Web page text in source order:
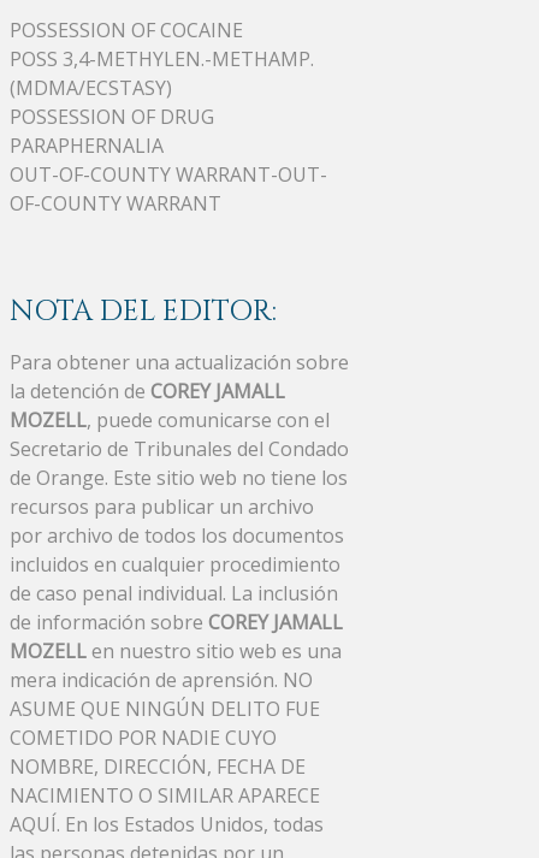
POSSESSION OF COCAINE
POSS 3,4-METHYLEN.-METHAMP.
(MDMA/ECSTASY)
POSSESSION OF DRUG
PARAPHERNALIA
OUT-OF-COUNTY WARRANT-OUT-
OF-COUNTY WARRANT
NOTA DEL EDITOR:
Para obtener una actualización sobre
la detención de COREY JAMALL
MOZELL, puede comunicarse con el
Secretario de Tribunales del Condado
de Orange. Este sitio web no tiene los
recursos para publicar un archivo
por archivo de todos los documentos
incluidos en cualquier procedimiento
de caso penal individual. La inclusión
de información sobre COREY JAMALL
MOZELLen nuestro sitio web es una
mera indicación de aprensión. NO
ASUME QUE NINGÚN DELITO FUE
COMETIDO POR NADIE CUYO
NOMBRE, DIRECCIÓN, FECHA DE
NACIMIENTO O SIMILAR APARECE
AQUÍ. En los Estados Unidos, todas